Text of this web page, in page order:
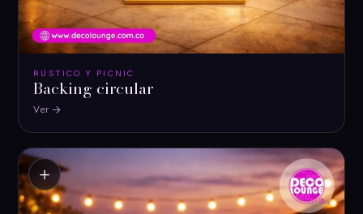
RÚSTICO Y PICNIC
Backing circular
Ver
＋